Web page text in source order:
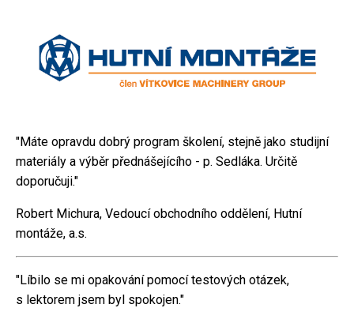
"Máte opravdu dobrý program školení, stejně jako studijní
materiály a výběr přednášejícího - p. Sedláka. Určitě
doporučuji."
Robert Michura, Vedoucí obchodního oddělení, Hutní
montáže, a.s.
"Líbilo se mi opakování pomocí testových otázek,
s lektorem jsem byl spokojen."